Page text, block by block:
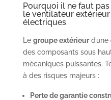
Pourquoi il ne faut
le ventilateur
électriques
Le groupe extérieurd’une
des composants sous
mécaniques puissantes.
à des risques majeurs :
Perte de garantie